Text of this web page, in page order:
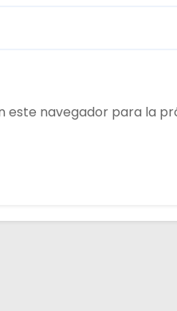
navegador para la